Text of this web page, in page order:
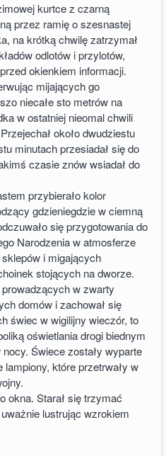
kurtce z czarną
przez ramię o szesnastej
na krótką chwilę zatrzymał
odlotów i przylotów,
okienkiem informacji.
mijających go
niecałe sto metrów na
w ostatniej nieomal chwili
około dwudziestu
minutach przesiadał się do
czasie znów wsiadał do
przybierało kolor
gdzieniegdzie w ciemną
się przygotowania do
Narodzenia w atmosferze
i migających
stojących na dworze.
w zwarty
domów i zachował się
świec w wigilijny wieczór, to
oświetlania drogi biednym
Świece zostały wyparte
które przetrwały w
okna. Starał się trzymać
lustrując wzrokiem